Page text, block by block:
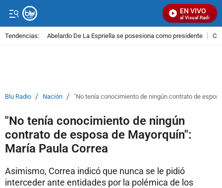
EN VIVO
Señal Visual Radio
Tendencias: Abelardo De La Espriella se posesiona como presidente
Blu Radio / Nación / "No tenía conocimiento de ningún contrato de
"No tenía conocimiento de ningún
contrato de esposa de Mayorquín":
María Paula Correa
Asimismo, Correa indicó que nunca se le pidió
interceder ante entidades por la polémica de los